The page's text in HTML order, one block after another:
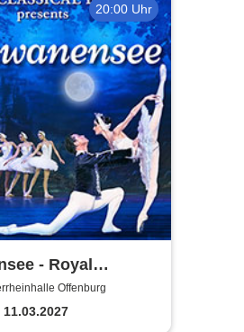
20:00 Uhr
- Royal
Offenburg